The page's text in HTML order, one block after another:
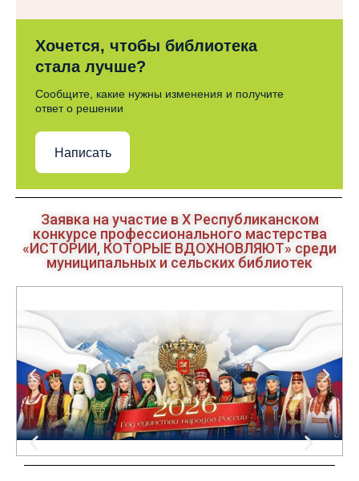
Хочется, чтобы библиотека
стала лучше?
Сообщите, какие нужны изменения и получите
ответ о решении
Написать
Заявка на участие в Х Республиканском
конкурсе профессионального мастерства
«ИСТОРИИ, КОТОРЫЕ ВДОХНОВЛЯЮТ» среди
муниципальных и сельских библиотек